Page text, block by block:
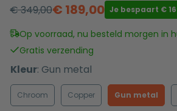
€349,00
Oorspronkelijke
prijs
was:
€ 349,00.
€ 189,00
Huidige
prijs
is:
€ 189,00.
Je bespaart €
Op voorraad, nu besteld morgen in
Gratis verzending
Kleur: Gun metal
Chroom Copper Gun metal